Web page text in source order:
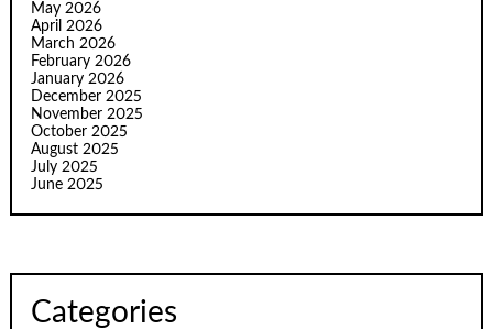
May 2026
April 2026
March 2026
February 2026
January 2026
December 2025
November 2025
October 2025
August 2025
July 2025
June 2025
Categories